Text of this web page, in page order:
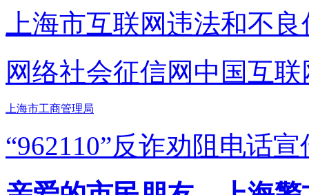
上海市互联网违法和不
网络社会征信网 中国互
上海市工商管理局
“962110”反诈劝阻电话宣